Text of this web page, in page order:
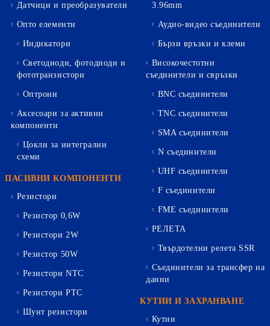
Датчици и преобразуватели
Опто елементи
Индикатори
Светодиоди, фотодиоди и
фототранзистори
Оптрони
Аксесоари за активни
компоненти
Цокли за интегрални
схеми
ПАСИВНИ КОМПОНЕНТИ
Резистори
Резистор 0,6W
Резистори 2W
Резистор 50W
Резистори NTC
Резистори PTC
Шунт резистори
3.96mm
Аудио-видео съединители
Бързи връзки и клеми
Високочестотни
съединители и свръзки
BNC съединители
TNC съединители
SMA съединители
N съединители
UHF съединители
F съединители
FME съединители
РЕЛЕТА
Твърдотелни релета SSR
Съединители за трансфер на
данни
КУТИИ И ЗАХРАНВАНЕ
Кутии